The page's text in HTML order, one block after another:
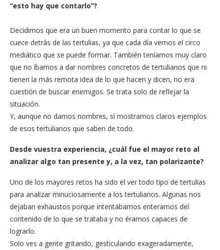
“esto hay que contarlo”?
Decidimos que era un buen momento para contar lo que se
cuece detrás de las tertulias, ya que cada día vemos el circo
mediático que se puede formar. También teníamos muy claro
que no íbamos a dar nombres concretos de tertulianos que ni
tienen la más remota idea de lo que hacen y dicen, no era
cuestión de buscar enemigos. Se trata solo de reflejar la
situación.
Y, aunque no damos nombres, sí mostramos claros ejemplos
de esos tertulianos que saben de todo.
Desde vuestra experiencia, ¿cuál fue el mayor reto al
analizar algo tan presente y, a la vez, tan polarizante?
Uno de los mayores retos ha sido el ver todo tipo de tertulias
para analizar minuciosamente a los tertulianos. Algunas nos
dejaban exhaustos porque intentábamos enterarnos del
contenido de lo que se trataba y no éramos capaces de
lograrlo.
Solo ves a gente gritando, gesticulando exageradamente,